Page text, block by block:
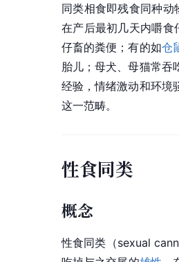
同类相食即残食同种
在产后最初几天内嚼
仔畜的粪便；有的如仓
胎儿；母犬、母猫常吞
经验，情绪激动和环境
这一范畴。
性食同类
概念
性食同类（sexual